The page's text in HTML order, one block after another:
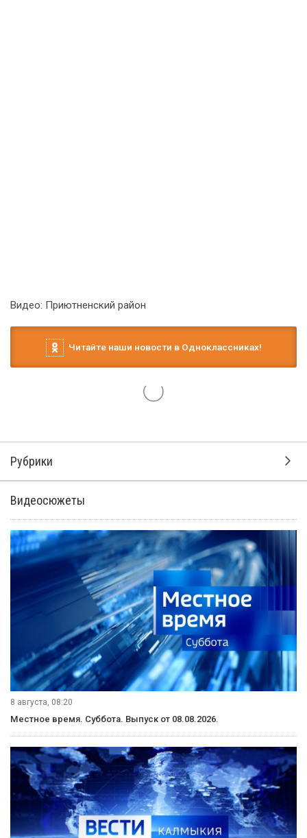
Видео: Приютненский район
Читайте наши новости в Одноклассниках!
Рубрики
Видеосюжеты
8 августа, 08:20
Местное время. Суббота. Выпуск от 08.08.2026.